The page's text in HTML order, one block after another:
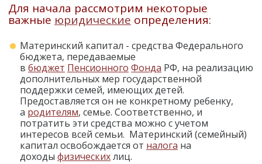
Для начала рассмотрим некоторые
важные юридические определения:
Материнский капитал - средства Федерального
бюджета, передаваемые
в бюджет Пенсионного Фонда РФ, на реализацию
дополнительных мер государственной
поддержки семей, имеющих детей.
Предоставляется он не конкретному ребенку,
а родителям, семье. Соответственно, и
потратить эти средства можно с учетом
интересов всей семьи. Материнский (семейный)
капитал освобождается от налога на
доходы физическихлиц.